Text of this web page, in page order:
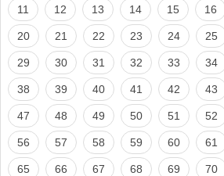
11 12 13 14 15 16
20 21 22 23 24 25
29 30 31 32 33 34
38 39 40 41 42 43
47 48 49 50 51 52
56 57 58 59 60 61
65 66 67 68 69 70